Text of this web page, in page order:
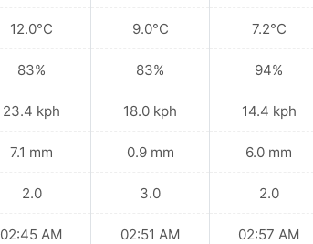
12.0°C
83%
23.4 kph
7.1 mm
2.0
02:45 AM
9.0°C
83%
18.0 kph
0.9 mm
3.0
02:51 AM
7.2°C
94%
14.4 kph
6.0 mm
2.0
02:57 AM